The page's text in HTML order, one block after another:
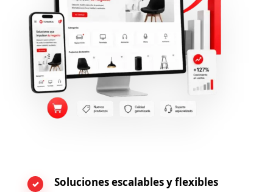
Soluciones escalables y flexibles